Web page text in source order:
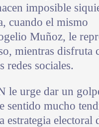
imposible
cuando el mismo
Muñoz, le
mientras disfruta
redes sociales.
le urge dar un
sentido mucho
estrategia electoral